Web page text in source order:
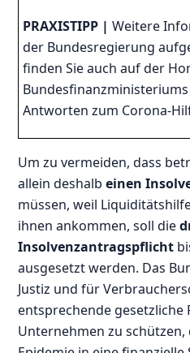
PRAXISTIPP | Weitere
der Bundesregierung
finden Sie auch auf der
Antworten zum Corona-
Um zu vermeiden, dass
allein deshalbeinen
müssen, weil
ihnen ankommen, soll die
Insolvenzantragspflicht
ausgesetzt werden. Das
Justiz und für
entsprechende gesetzliche
Unternehmen zu